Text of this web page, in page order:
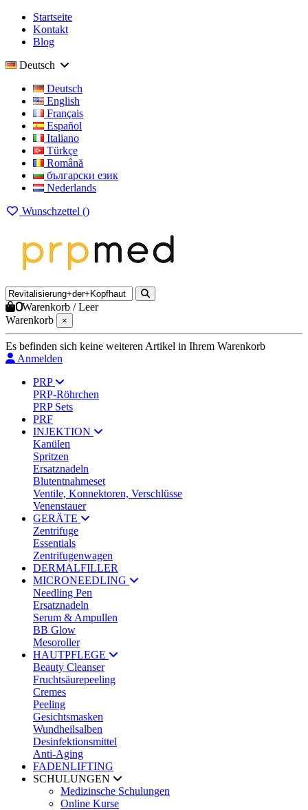
Startseite
Kontakt
Blog
Deutsch
Deutsch
English
Français
Español
Italiano
Türkçe
Română
български език
Nederlands
Wunschzettel ()
0Warenkorb /Leer
Warenkorb
×
Es befinden sich keine weiteren Artikel in Ihrem Warenkorb
Anmelden
PRP
PRP-Röhrchen
PRP Sets
PRF
INJEKTION
Kanülen
Spritzen
Ersatznadeln
Blutentnahmeset
Ventile, Konnektoren, Verschlüsse
Venenstauer
GERÄTE
Zentrifuge
Essentials
Zentrifugenwagen
DERMALFILLER
MICRONEEDLING
Needling Pen
Ersatznadeln
Serum & Ampullen
BB Glow
Mesoroller
HAUTPFLEGE
Beauty Cleanser
Fruchtsäurepeeling
Cremes
Peeling
Gesichtsmasken
Wundheilsalben
Desinfektionsmittel
Anti-Aging
FADENLIFTING
SCHULUNGEN
Medizinsche Schulungen
Online Kurse